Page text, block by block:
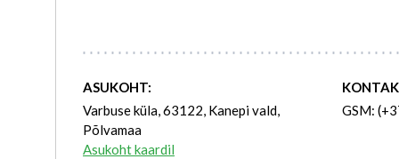
ASUKOHT:
Varbuse küla, 63122, Kanepi vald,
Põlvamaa
Asukoht kaardil
GSM: